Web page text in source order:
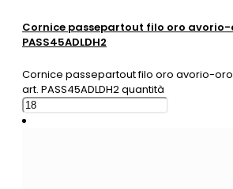
Cornice passepartout filo oro
PASS45ADLDH2
Cornice passepartout filo oro avorio-oro
art. PASS45ADLDH2 quantità